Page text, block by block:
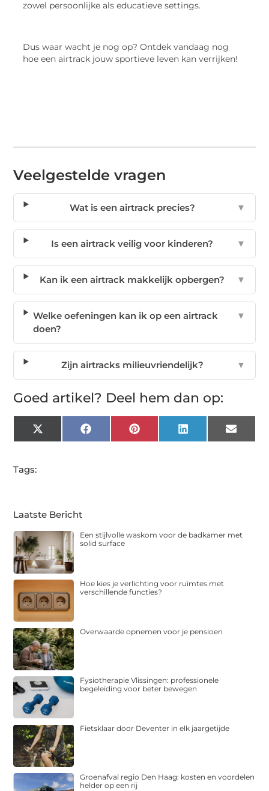
zowel persoonlijke als educatieve settings.
Dus waar wacht je nog op? Ontdek vandaag nog
hoe een airtrack jouw sportieve leven kan verrijken!
Veelgestelde vragen
Wat is een airtrack precies? ▼
Is een airtrack veilig voor kinderen? ▼
Kan ik een airtrack makkelijk opbergen? ▼
Welke oefeningen kan ik op een airtrack
doen?
▼
Zijn airtracks milieuvriendelijk? ▼
Goed artikel? Deel hem dan op:
X
(Twitter)
FacebookPinterest LinkedIn Email
Tags:
Laatste Bericht
Een stijlvolle waskom voor de badkamer met
solid surface
Hoe kies je verlichting voor ruimtes met
verschillende functies?
Overwaarde opnemen voor je pensioen
Fysiotherapie Vlissingen: professionele
begeleiding voor beter bewegen
Fietsklaar door Deventer in elk jaargetijde
Groenafval regio Den Haag: kosten en voordelen
helder op een rij